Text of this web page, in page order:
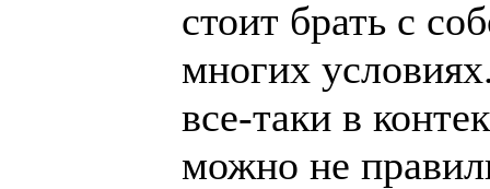
стоит брать с
многих
все-таки в
можно не